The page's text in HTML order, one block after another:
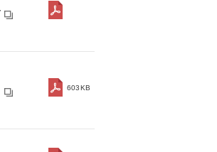
603KB